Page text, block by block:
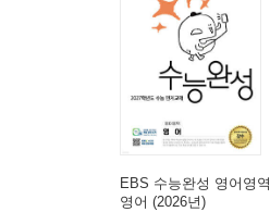
EBS 수능완성 영어영역
영어 (2026년)